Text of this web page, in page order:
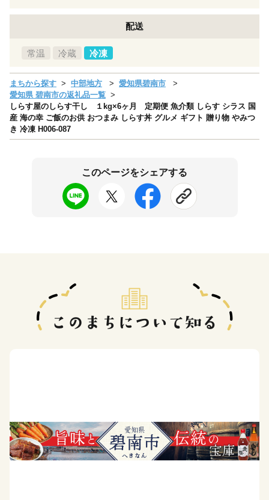
配送
常温 冷蔵 冷凍
まちから探す 中部地方
愛知県碧南市
愛知県 碧南市の返礼品一覧
しらす屋のしらす干し １kg×6ヶ月 定期便 魚介類 しらす シラス 国
産 海の幸 ご飯のお供 おつまみ しらす丼 グルメ ギフト 贈り物 やみつ
き 冷凍 H006-087
このページをシェアする